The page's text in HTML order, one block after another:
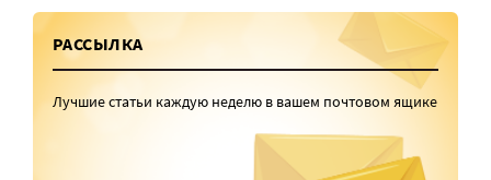
РАССЫЛКА
Лучшие статьи каждую неделю в вашем почтовом ящике